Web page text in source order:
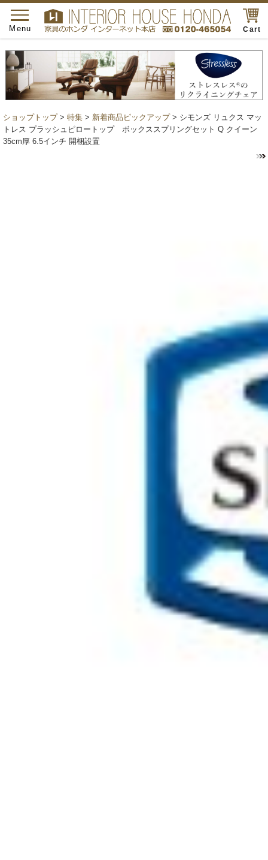
Cart
toggle
navigation
Menu
ショップトップ> 特集 > 新着商品ピックアップ> シモンズ リュクス マッ
トレス プラッシュピロートップ ボックススプリングセット Q クイーン
35cm厚 6.5インチ 開梱設置